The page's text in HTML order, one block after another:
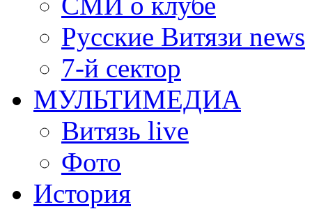
Русские Витязи news
7-й сектор
МУЛЬТИМЕДИА
Витязь live
Фото
История